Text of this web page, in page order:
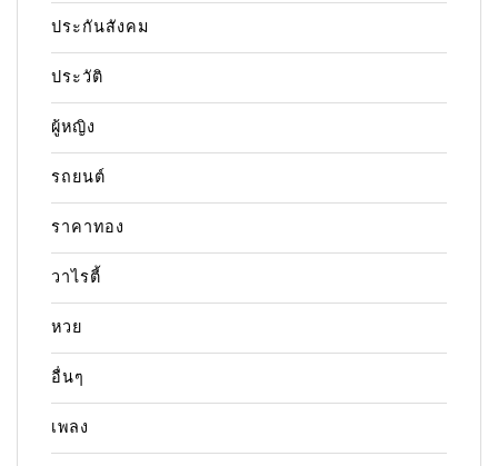
ประกันสังคม
ประวัติ
ผู้หญิง
รถยนต์
ราคาทอง
วาไรตี้
หวย
อื่นๆ
เพลง